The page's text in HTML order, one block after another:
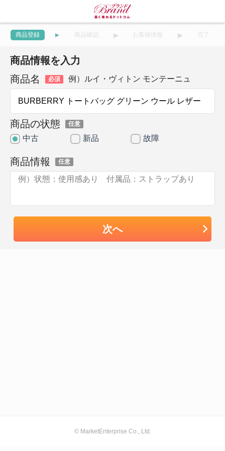
商品登録 商品確認 お客様情報 完了
商品情報を入力
商品名
必須 例）ルイ・ヴィトン モンテーニュ
商品の状態 任意
中古 新品 故障
商品情報 任意
次へ
© MarketEnterprise Co., Ltd.